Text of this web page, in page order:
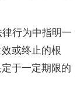
行为中指明一
或终止的根
于一定期限的